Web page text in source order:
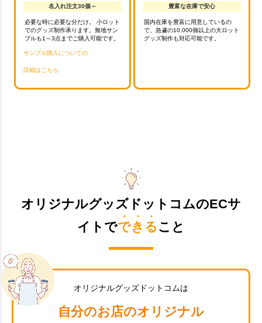
名入れ注文30個～
必要な時に必要な分だけ。 小ロット
でのグッズ制作承ります。無地サン
プルも1～3点までご購入可能です。
サンプル購入についての
詳細はこちら
豊富な在庫で安心
国内在庫を豊富に用意しているの
で、急遽の10,000個以上の大ロット
グッズ制作も対応可能です。
オリジナルグッズドットコムのECサ
イトでできる こと
オリジナルグッズドットコムは
自分のお店のオリジナル